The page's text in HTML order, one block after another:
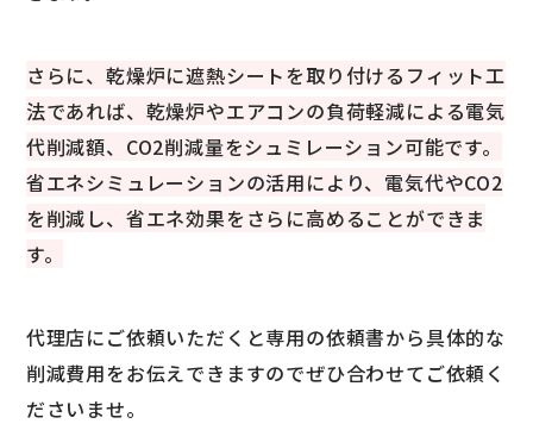
さらに、乾燥炉に遮熱シートを取り付けるフィット工
法であれば、乾燥炉やエアコンの負荷軽減による電気
代削減額、CO2削減量をシュミレーション可能です。
省エネシミュレーションの活用により、電気代やCO2
を削減し、省エネ効果をさらに高めることができま
す。
代理店にご依頼いただくと専用の依頼書から具体的な
削減費用をお伝えできますのでぜひ合わせてご依頼く
ださいませ。